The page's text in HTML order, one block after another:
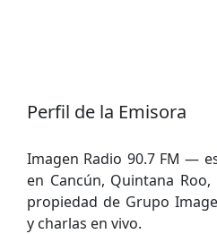
Perfil de la Emisora
Imagen Radio 90.7 FM —
en Cancún, Quintana Roo,
propiedad de Grupo
y charlas en vivo.